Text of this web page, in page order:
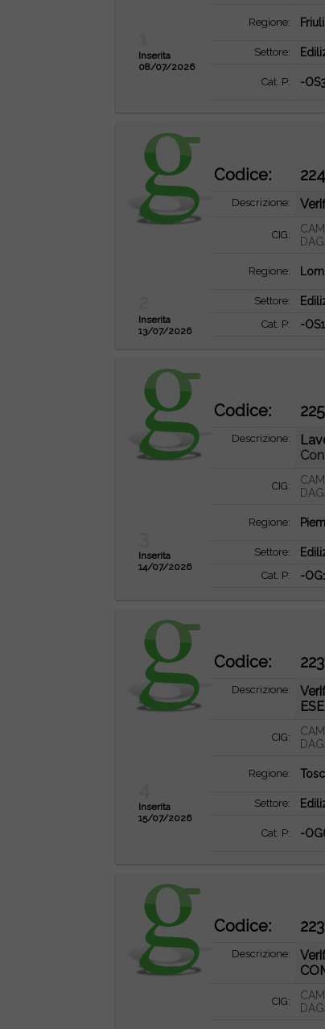
Inserita
08/07/2026
Regione:
Settore:
Cat. P: -
Codice:
Inserita
13/07/2026
Descrizione:
CIG:
Regione:
Settore:
Cat. P: -
Codice:
Inserita
14/07/2026
Descrizione:
CIG:
Regione:
Settore:
Cat. P: -
Codice:
Inserita
15/07/2026
Descrizione:
CIG:
Regione:
Settore:
Cat. P: -
Codice:
Descrizione:
CIG: